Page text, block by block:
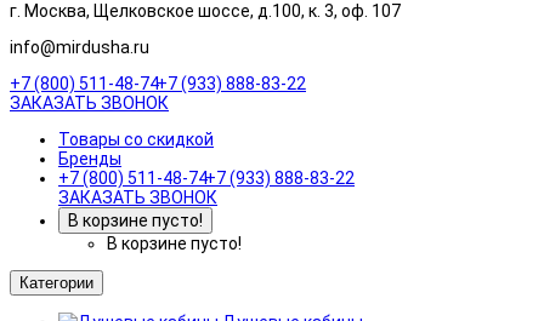
г. Москва, Щелковское шоссе, д.100, к. 3, оф. 107
info@mirdusha.ru
+7 (800) 511-48-74+7 (933) 888-83-22
ЗАКАЗАТЬ ЗВОНОК
Товары со скидкой
Бренды
+7 (800) 511-48-74+7 (933) 888-83-22
ЗАКАЗАТЬ ЗВОНОК
В корзине пусто!
В корзине пусто!
Категории